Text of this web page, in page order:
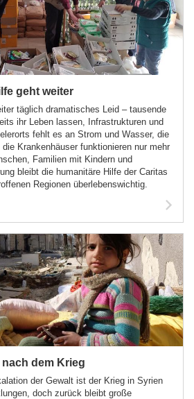
geht weiter
täglich dramatisches Leid – tausende
ihr Leben lassen, Infrastrukturen und
fehlt es an Strom und Wasser, die
Krankenhäuser funktionieren nur mehr
Familien mit Kindern und
bleibt die humanitäre Hilfe der Caritas
Regionen überlebenswichtig.
dem Krieg
der Gewalt ist der Krieg in Syrien
doch zurück bleibt große